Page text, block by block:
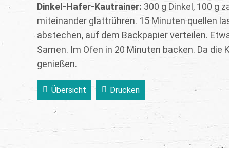
Dinkel-Hafer-Kautrainer: 300 g Dinkel, 100 g
miteinander glattrühren. 15 Minuten quellen
abstechen, auf dem Backpapier verteilen.
Samen. Im Ofen in 20 Minuten backen. Da
genießen.
Übersicht Drucken